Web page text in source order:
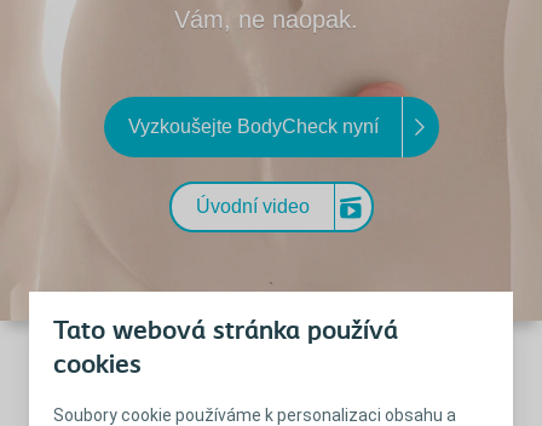
Tato webová stránka používá
cookies
Soubory cookie používáme k personalizaci obsahu a
Vám, ne naopak.
Vyzkoušejte BodyCheck nyní
Úvodní video
`